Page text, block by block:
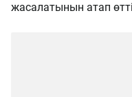
жасалатынын атап